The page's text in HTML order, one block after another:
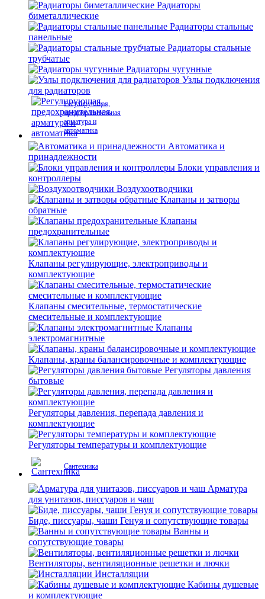
Радиаторы
биметаллические
Радиаторы стальные
панельные
Радиаторы стальные
трубчатые
Радиаторы чугунные
Узлы подключения
для радиаторов
Регулирующая,
предохранительная
арматура и
автоматика
Автоматика и
принадлежности
Блоки управления и
контроллеры
Воздухоотводчики
Клапаны и затворы
обратные
Клапаны
предохранительные
Клапаны регулирующие, электроприводы и
комплектующие
Клапаны смесительные, термостатические
смесительные и комплектующие
Клапаны
электромагнитные
Клапаны, краны балансировочные и комплектующие
Регуляторы давления
бытовые
Регуляторы давления, перепада давления и
комплектующие
Регуляторы температуры и комплектующие
Сантехника
Арматура
для унитазов, писсуаров и чаш
Биде, писсуары, чаши Генуя и сопутствующие товары
Ванны и
сопутствующие товары
Вентиляторы, вентиляционные решетки и лючки
Инсталляции
Кабины душевые
и комплектующие